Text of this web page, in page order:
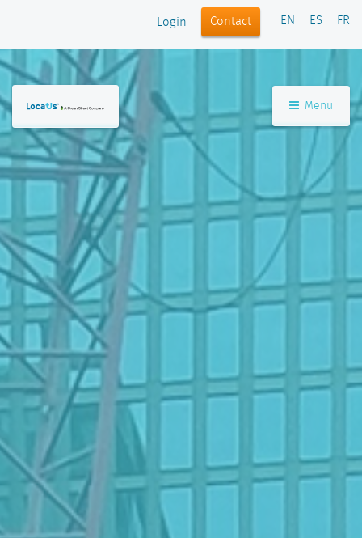
Login Contact EN ES FR
Menu